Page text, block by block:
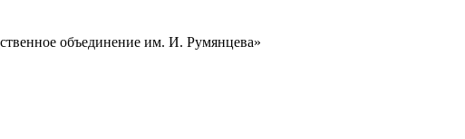
объединение им. И. Румянцева»